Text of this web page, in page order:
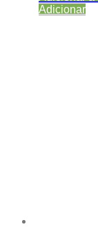
Adicionar